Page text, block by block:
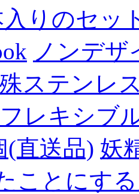
りのセッ
ノンデザ
ステンレ
レキシブ
(直送品) 妖
ことにす